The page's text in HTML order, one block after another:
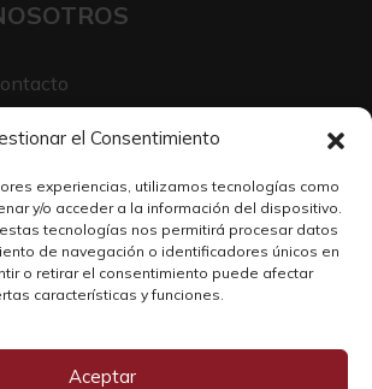
el Consentimiento
experiencias, utilizamos tecnologías como
y/o acceder a la información del dispositivo.
tecnologías nos permitirá procesar datos
de navegación o identificadores únicos en
o retirar el consentimiento puede afectar
características y funciones.
Aceptar